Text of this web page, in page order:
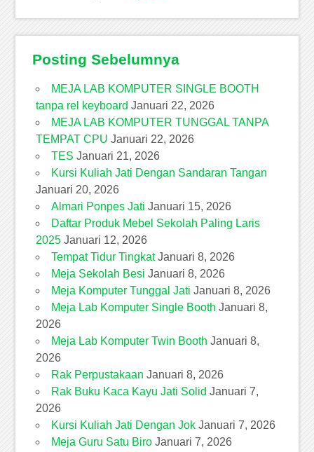
Posting Sebelumnya
MEJA LAB KOMPUTER SINGLE BOOTH
tanpa rel keyboard Januari 22, 2026
MEJA LAB KOMPUTER TUNGGAL TANPA
TEMPAT CPU Januari 22, 2026
TES Januari 21, 2026
Kursi Kuliah Jati Dengan Sandaran Tangan
Januari 20, 2026
Almari Ponpes Jati Januari 15, 2026
Daftar Produk Mebel Sekolah Paling Laris
2025 Januari 12, 2026
Tempat Tidur Tingkat Januari 8, 2026
Meja Sekolah Besi Januari 8, 2026
Meja Komputer Tunggal Jati Januari 8, 2026
Meja Lab Komputer Single Booth Januari 8,
2026
Meja Lab Komputer Twin Booth Januari 8,
2026
Rak Perpustakaan Januari 8, 2026
Rak Buku Kaca Kayu Jati Solid Januari 7,
2026
Kursi Kuliah Jati Dengan Jok Januari 7, 2026
Meja Guru Satu Biro Januari 7, 2026